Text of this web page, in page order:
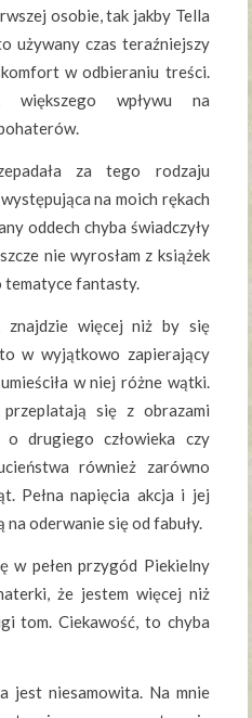
osobie, tak jakby Tella
używany czas teraźniejszy
w odbieraniu treści.
wpływu na
za tego rodzaju
na moich rękach
oddech chyba świadczyły
nie wyrosłam z książek
tematyce fantasty.
więcej niż by się
w wyjątkowo zapierający
w niej różne wątki.
się z obrazami
drugiego człowieka czy
również zarówno
Pełna napięcia akcja i jej
oderwanie się od fabuły.
w pełen przygód Piekielny
że jestem więcej niż
tom. Ciekawość, to chyba
jest niesamowita. Na mnie